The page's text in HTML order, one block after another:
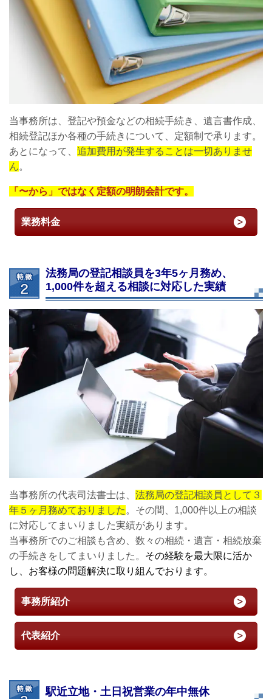
当事務所は、登記や預金などの相続手続き、遺言書作成、
相続登記ほか各種の手続きについて、定額制で承ります。
あとになって、 追加費用が発生することは一切ありませ
ん。
「〜から」ではなく定額の明朗会計です。
業務料金
法務局の登記相談員を3年5ヶ月務め、
1,000件を超える相談に対応した実績
当事務所の代表司法書士は、 法務局の登記相談員として３
年５ヶ月務めておりました。その間、1,000件以上の相談
に対応してまいりました実績があります。
当事務所でのご相談も含め、数々の相続・遺言・相続放棄
の手続きをしてまいりました。 その経験を最大限に活か
し、お客様の問題解決に取り組んでおります。
事務所紹介
代表紹介
駅近立地・土日祝営業の年中無休